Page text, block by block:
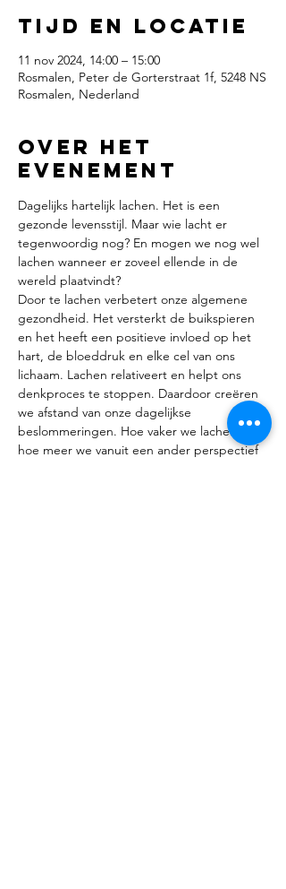
Tijd en locatie
11 nov 2024, 14:00 – 15:00
Rosmalen, Peter de Gorterstraat 1f, 5248 NS
Rosmalen, Nederland
Over het
evenement
Dagelijks hartelijk lachen. Het is een
gezonde levensstijl. Maar wie lacht er
tegenwoordig nog? En mogen we nog wel
lachen wanneer er zoveel ellende in de
wereld plaatvindt?
Door te lachen verbetert onze algemene
gezondheid. Het versterkt de buikspieren
en het heeft een positieve invloed op het
hart, de bloeddruk en elke cel van ons
lichaam. Lachen relativeert en helpt ons
denkproces te stoppen. Daardoor creëren
we afstand van onze dagelijkse
beslommeringen. Hoe vaker we lachen,
hoe meer we vanuit een ander perspectief